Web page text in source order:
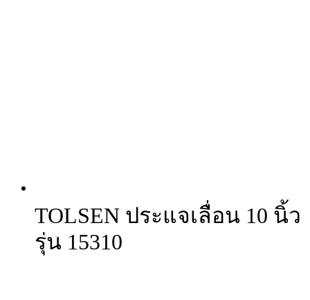
TOLSEN ประแจเลื่อน 10 นิ้ว
รุ่น 15310